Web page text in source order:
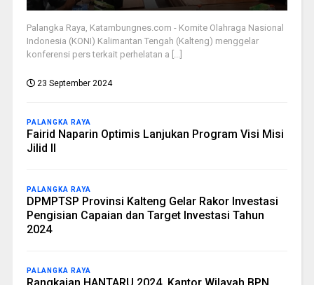
Palangka Raya, Katambungnes.com - Komite Olahraga Nasional
Indonesia (KONI) Kalimantan Tengah (Kalteng) menggelar
konferensi pers terkait perhelatan a [...]
23 September 2024
PALANGKA RAYA
Fairid Naparin Optimis Lanjukan Program Visi Misi
Jilid II
PALANGKA RAYA
DPMPTSP Provinsi Kalteng Gelar Rakor Investasi
Pengisian Capaian dan Target Investasi Tahun
2024
PALANGKA RAYA